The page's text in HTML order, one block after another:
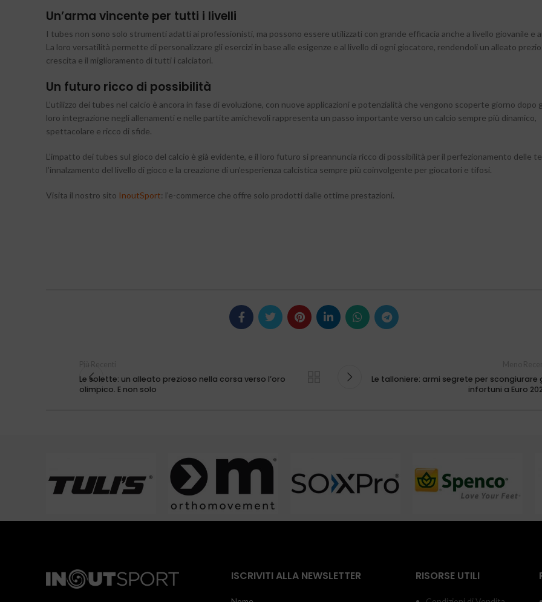
Un’arma vincente per tutti i livelli
I tubes non sono solo strumenti adatti ai professionisti, ma possono essere utilizzati con grande efficacia anche a livello giovanile e
La loro versatilità permette di personalizzare gli esercizi in base alle esigenze e al livello di ogni giocatore, rendendoli un alleato
crescita e il miglioramento di tutti i calciatori.
Un futuro ricco di possibilità
L’utilizzo dei tubes nel calcio è ancora in fase di evoluzione, con nuove applicazioni e potenzialità che vengono scoperte giorno dopo
loro integrazione negli allenamenti e nelle partite amichevoli rappresenta un passo importante verso un calcio sempre più dinamico,
spettacolare e ricco di sfide.
L’impatto dei tubes sul gioco del calcio è già evidente, e il loro futuro si preannuncia ricco di possibilità per il perfezionamento delle
l’innalzamento del livello di gioco e la creazione di un’esperienza calcistica sempre più coinvolgente per giocatori e tifosi.
Visita il nostro sito InoutSport: l’e-commerce che offre solo prodotti dalle ottime prestazioni.
Più Recenti
Le solette: un alleato prezioso nella corsa verso l’oro
olimpico. E non solo
Le talloniere: armi segrete per scongiurare
infortuni a Euro
ISCRIVITI ALLA NEWSLETTER RISORSE UTILI